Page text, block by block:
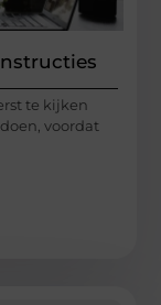
te kijken
voordat